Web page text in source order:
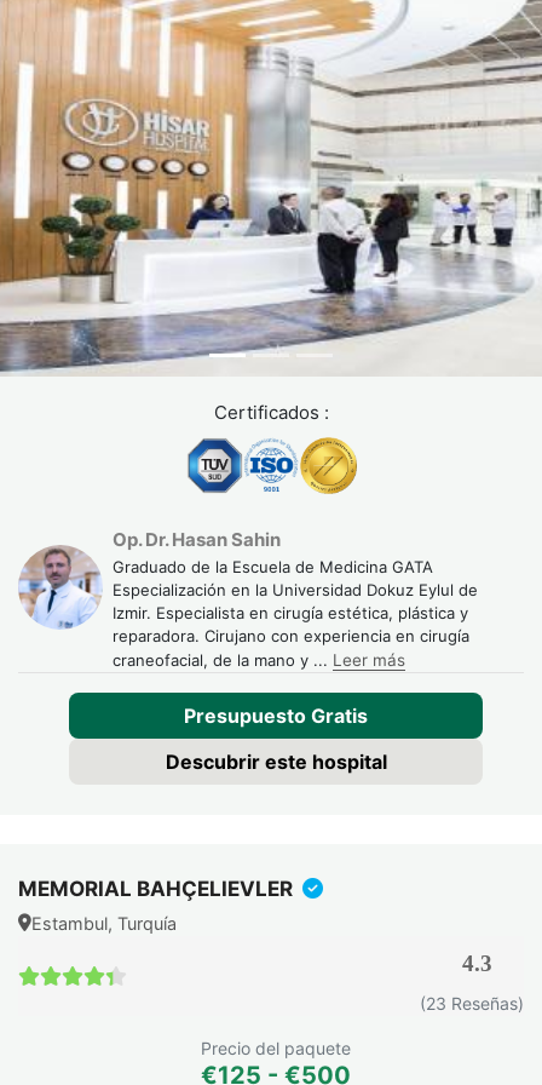
protocolos simplificados. Verifica que la clínica esté
acreditada JCI o equivalente. Consulta nuestras
opciones
de cuidado especializado
para entender cómo evaluamos
clínicas certificadas.
Certificados :
Op. Dr. Hasan Sahin
Graduado de la Escuela de Medicina GATA
Especialización en la Universidad Dokuz Eylul de
Izmir. Especialista en cirugía estética, plástica y
reparadora. Cirujano con experiencia en cirugía
craneofacial, de la mano y ... Leer más
Presupuesto Gratis
Descubrir este hospital
MEMORIAL BAHÇELIEVLER
Estambul, Turquía
4.3 / 5
4.3
(23 Reseñas)
Precio del paquete
€125 - €500